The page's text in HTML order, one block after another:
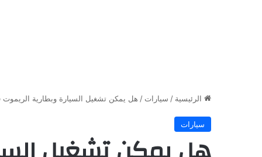
الرئيسية / سيارات / هل يمكن تشغيل السيارة وبطارية الريموت
سيارات